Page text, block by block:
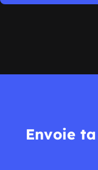
Envoie ta